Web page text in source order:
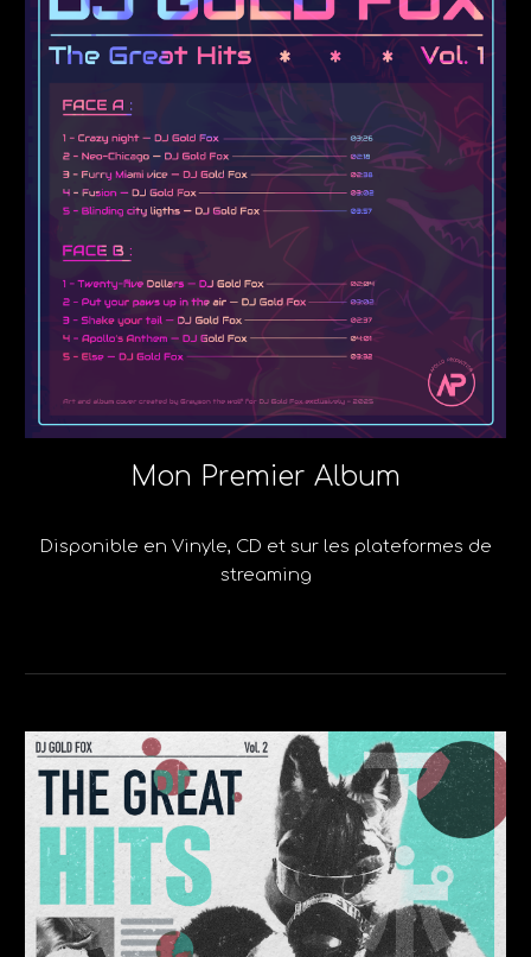
Mon Premier Album
Disponible en Vinyle, CD et sur les plateformes de
streaming